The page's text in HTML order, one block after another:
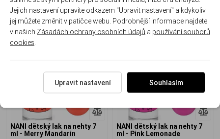
NANI dětský lak na nehty 7
ml - Merry Mandarin
NANI dětský lak na nehty 7
ml - Pink Lemonade
Jejich nastavení upravíte odkazem "Upravit nastavení" a kdykoliv
jej můžete změnit v patičce webu. Podrobnější informace najdete
v našich Zásadách ochrany osobních údajů a používání souborů
cookies
Upravit nastavení Souhlasím